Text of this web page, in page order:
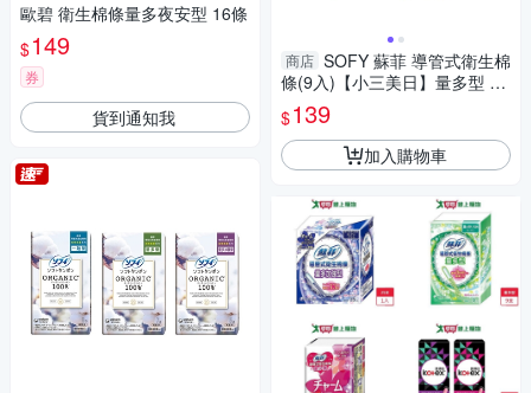
歐碧 衛生棉條量多夜安型 16條
$149
券
貨到通知我
商店 SOFY 蘇菲 導管式衛生棉
條(9入)【小三美日】量多型 D3
70955
$139
加入購物車